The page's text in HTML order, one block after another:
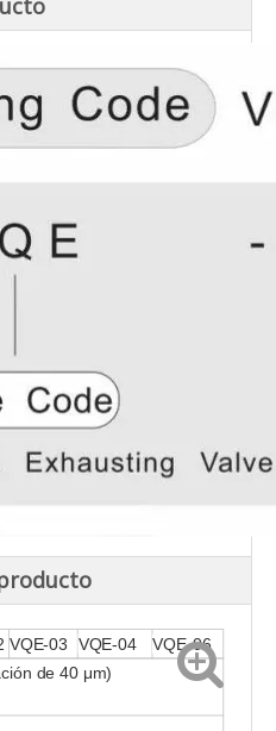
VQE-03 VQE-04 VQE-06
de 40 μm)